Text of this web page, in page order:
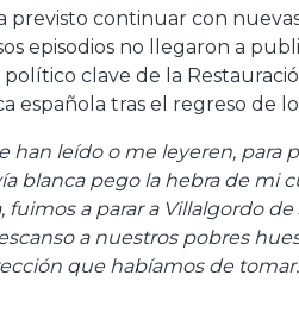
previsto continuar con
episodios no llegaron a
político clave de la
española tras el regreso de
leído o me leyeren, para
blanca pego la hebra de mi
a parar a Villalgordo de
a nuestros pobres
que habíamos de